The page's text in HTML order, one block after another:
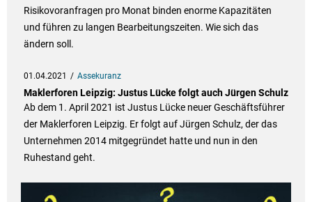
Risikovoranfragen pro Monat binden enorme Kapazitäten
und führen zu langen Bearbeitungszeiten. Wie sich das
ändern soll.
01.04.2021 Assekuranz
Maklerforen Leipzig: Justus Lücke folgt auch Jürgen Schulz
Ab dem 1. April 2021 ist Justus Lücke neuer Geschäftsführer
der Maklerforen Leipzig. Er folgt auf Jürgen Schulz, der das
Unternehmen 2014 mitgegründet hatte und nun in den
Ruhestand geht.